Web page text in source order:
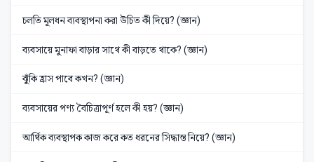
চলতি মূলধন ব্যবস্থাপনা করা উচিত কী দিয়ে? (জ্ঞান)
ব্যবসায়ে মুনাফা বাড়ার সাথে কী বাড়তে থাকে? (জ্ঞান)
ঝুঁকি হ্রাস পাবে কখন? (জ্ঞান)
ব্যবসায়ের পণ্য বৈচিত্রাপূর্ণ হলে কী হয়? (জ্ঞান)
আর্থিক ব্যবস্থাপক কাজ করে কত ধরনের সিদ্ধান্ত নিয়ে? (জ্ঞান)